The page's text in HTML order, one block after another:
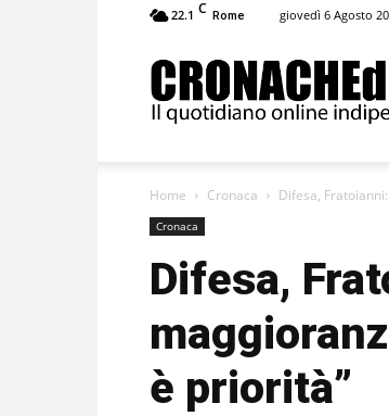
22.1 C Rome giovedì 6 Agosto
Home Cronaca Difesa,
Cronaca
Difesa,
è priorità”